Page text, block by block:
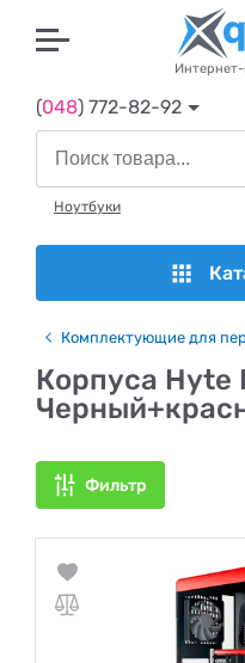
(048) 772-82-92
Ноутбуки
Комплектующие для
Корпуса Hyte
Фильтр